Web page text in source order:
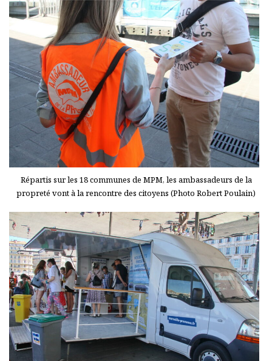
Répartis sur les 18 communes de MPM, les ambassadeurs de la
propreté vont à la rencontre des citoyens (Photo Robert Poulain)